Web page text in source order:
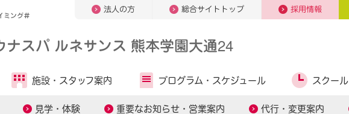
ミング＃
法人の方 総合サイトトップ 採用情報
ナスパ ルネサンス 熊本学園大通24
見学・体験 重要なお知らせ・営業案内 代行・変更案内
施設・ スタッフ案内 プログラム・ スケジュール スクール
人気キーワードから探す
オンラインレッスン 糖質コントロール スタッフ募集